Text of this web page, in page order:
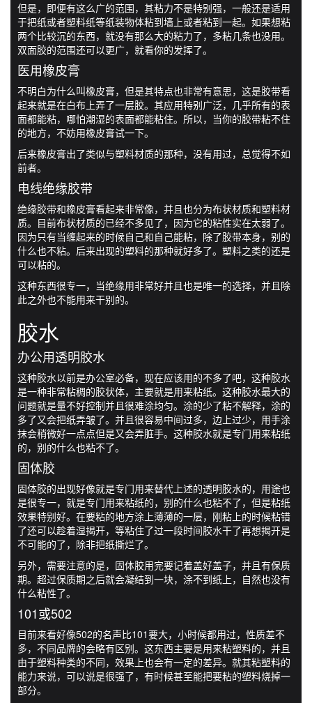
但是，即便有这么广的范围，其粘力不是特别强，一般还是适用
于把纸或者塑料纸等纸装物体粘到墙上或者粘到一起。如果想粘
两个比较沉的东西，就没有那么大的粘力了，多粘几条也没用。
双面胶的范围还可以更广，就看你的发挥了。
医用橡皮膏
不明白为什么叫橡皮膏，但是其特点也非常有意思，这是胶带看
起来就是在白布上弄了一层胶。其应用特别广泛，几乎所有的表
面都能粘，哪怕潮湿的表面都能粘住。所以，当你的胶带粘不住
的地方，不妨用橡皮膏试一下。
后来橡皮膏出了类似与塑料材质的那种，没有用过，总觉得不如
前者。
电线绝缘胶带
绝缘胶带和橡皮膏看起来非常像，并且也分为布状材质和塑料材
质。目前布状材质的已经不多见了，因为它的粘性实在太弱了。
因为只有当缠起来的时候自己和自己能粘，除了胶带本身，别的
什么也不粘。后来出现的塑料的那种就好多了。塑料之类的还是
可以粘的。
这种东西很专一，当绝缘用非常好并且也是唯一的选择，并且除
此之外也不能用来干别的。
胶水
办公用透明胶水
这种胶水以前是办公室必备，现在应该用的不多了吧，这种胶水
是一种非常粘稠的胶状体，主要就是用来粘纸。这种胶水最大的
问题就是量不好控制并且很难涂均匀。涂的少了粘不解释，涂的
多了又会把纸弄皱了。并且很容易中间过多，边上过少，用手涂
抹会稍微好一点点但是又会弄脏手。这种胶水就是专门用来粘纸
的，别的什么也粘不了。
固体胶
固体胶的出现好像就是专门用来替代上述的透明胶水的，用途也
是很专一，就是专门用来粘纸的，别的什么也粘不了，但是粘纸
效果特别好。在要粘的地方涂上薄薄的一层，刚粘上的时候粘错
了还可以趁着湿揭开，等粘住了过一段时间胶水干了再想揭开是
不可能的了，除非把纸撕烂了。
另外，需要注意的是，固体胶用完要记着盖好盖子，并且有保质
期。超过保质期之后就会凝结到一块，涂不到纸上，自然也没有
什么粘性了。
101或502
目前来看好像502的名声比101要大，小时候都用过，性质差不
多，不同品牌的会略有区别。这东西主要是用来粘塑料的，并且
由于塑料种类的不同，效果上也会有一定的差异。就其粘塑料的
能力来说，可以说是很强了，有时候甚至能把要粘的塑料烧掉一
部分。